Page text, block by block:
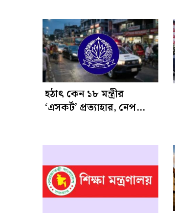
হঠাৎ কেন ১৮ মন্ত্রীর
‘এসকর্ট’ প্রত্যাহার, নেপথ্যে